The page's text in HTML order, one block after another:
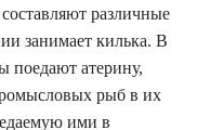
различные
занимает килька. В
поедают атерину,
рыб в их
ими в